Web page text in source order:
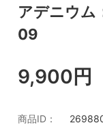
アデニウ
09
9,900円
商品ID：